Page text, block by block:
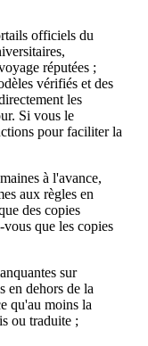
officiels du
réputées ;
vérifiés et des
les
Si vous le
pour faciliter la
à l'avance,
aux règles en
des copies
vous que les copies
sur
en dehors de la
qu'au moins la
ou traduite ;